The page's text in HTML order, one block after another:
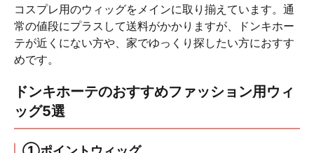
コスプレ用のウィッグをメインに取り揃えています。通
常の値段にプラスして送料がかかりますが、ドンキホー
テが近くにない方や、家でゆっくり探したい方におすす
めです。
ドンキホーテのおすすめファッション用ウィ
ッグ5選